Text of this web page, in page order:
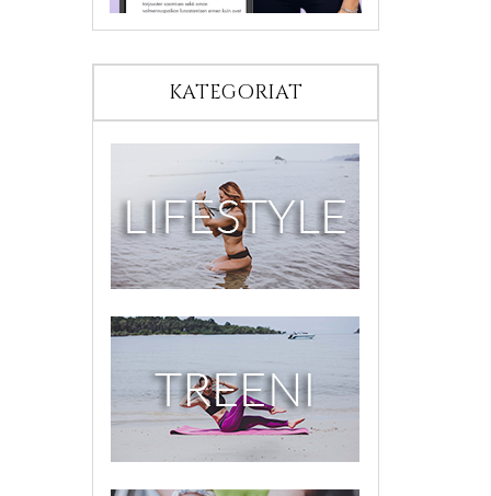
KATEGORIAT